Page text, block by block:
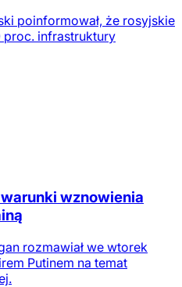
poinformował, że rosyjskie
proc. infrastruktury
wznowienia
rozmawiał we wtorek
Putinem na temat